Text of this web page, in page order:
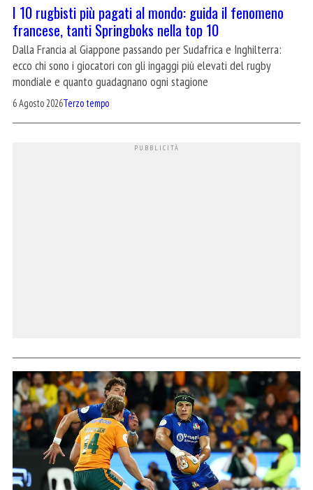
I 10 rugbisti più pagati al mondo: guida il fenomeno
francese, tanti Springboks nella top 10
Dalla Francia al Giappone passando per Sudafrica e Inghilterra:
ecco chi sono i giocatori con gli ingaggi più elevati del rugby
mondiale e quanto guadagnano ogni stagione
6 Agosto 2026Terzo tempo